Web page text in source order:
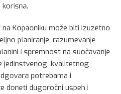
Kopaoniku može biti izuzetno
planiranje, razumevanje
i spremnost na suočavanje
jedinstvenog, kvalitetnog
potrebama i
doneti dugoročni uspeh i